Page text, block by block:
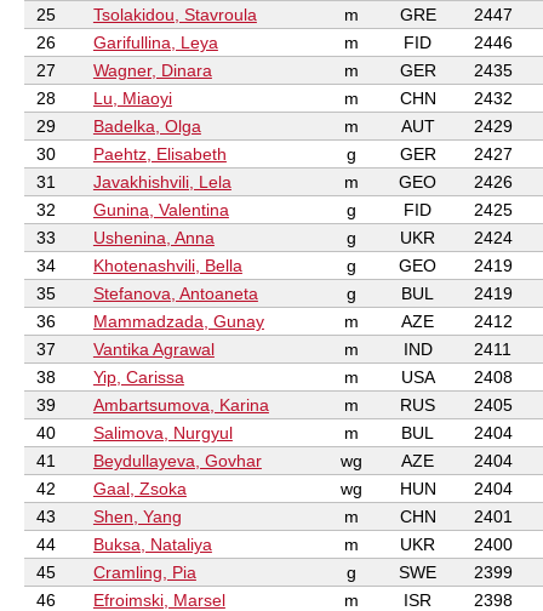
25
Tsolakidou, Stavroula m GRE
2447
26
Garifullina, Leya m FID
2446
27
Wagner, Dinara m GER
2435
28
Lu, Miaoyi m CHN
2432
29
Badelka, Olga m AUT
2429
30
Paehtz, Elisabeth g GER
2427
31
Javakhishvili, Lela m GEO
2426
32
Gunina, Valentina g FID
2425
33
Ushenina, Anna g UKR
2424
34
Khotenashvili, Bella g GEO
2419
35
Stefanova, Antoaneta g BUL
2419
36
Mammadzada, Gunay m AZE
2412
37
Vantika Agrawal m IND
2411
38
Yip, Carissa m USA
2408
39
Ambartsumova, Karina m RUS
2405
40
Salimova, Nurgyul m BUL
2404
41
Beydullayeva, Govhar wg AZE
2404
42
Gaal, Zsoka wg HUN
2404
43
Shen, Yang m CHN
2401
44
Buksa, Nataliya m UKR
2400
45
Cramling, Pia g SWE
2399
46
Efroimski, Marsel m ISR
2398